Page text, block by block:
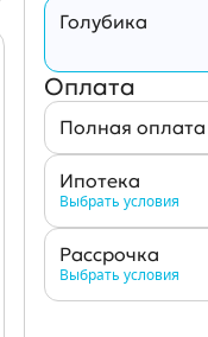
Голубика
Оплата
Полная оплата
Ипотека
Выбрать условия
Рассрочка
Выбрать условия